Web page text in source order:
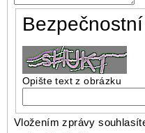
Opište text z obrázku
Vložením zprávy